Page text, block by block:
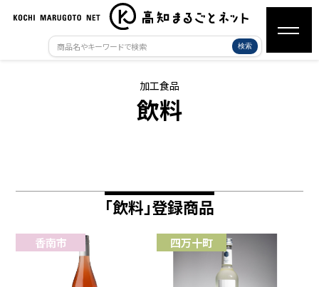
検索
加工食品
飲料
「飲料」登録商品
香南市 四万十町